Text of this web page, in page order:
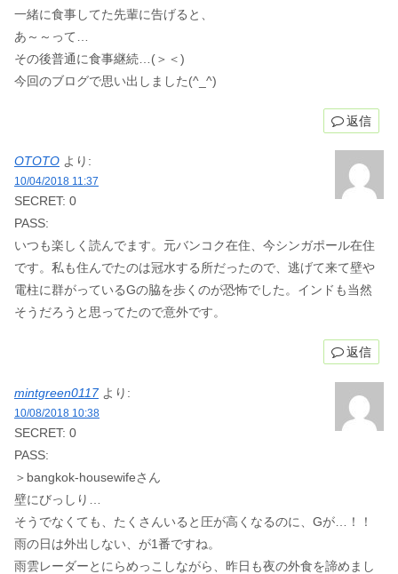
一緒に食事してた先輩に告げると、
あ～～って…
その後普通に食事継続…(＞＜)
今回のブログで思い出しました(^_^)
返信
OTOTO より:
10/04/2018 11:37
SECRET: 0
PASS:
いつも楽しく読んでます。元バンコク在住、今シンガポール在住
です。私も住んでたのは冠水する所だったので、逃げて来て壁や
電柱に群がっているGの脇を歩くのが恐怖でした。インドも当然
そうだろうと思ってたので意外です。
返信
mintgreen0117 より:
10/08/2018 10:38
SECRET: 0
PASS:
＞bangkok-housewifeさん
壁にびっしり…
そうでなくても、たくさんいると圧が高くなるのに、Gが…！！
雨の日は外出しない、が1番ですね。
雨雲レーダーとにらめっこしながら、昨日も夜の外食を諦めまし